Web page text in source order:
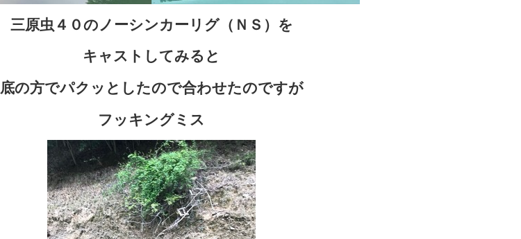
三原虫４０のノーシンカーリグ（ＮＳ）を
キャストしてみると
底の方でパクッとしたので合わせたのですが
フッキングミス